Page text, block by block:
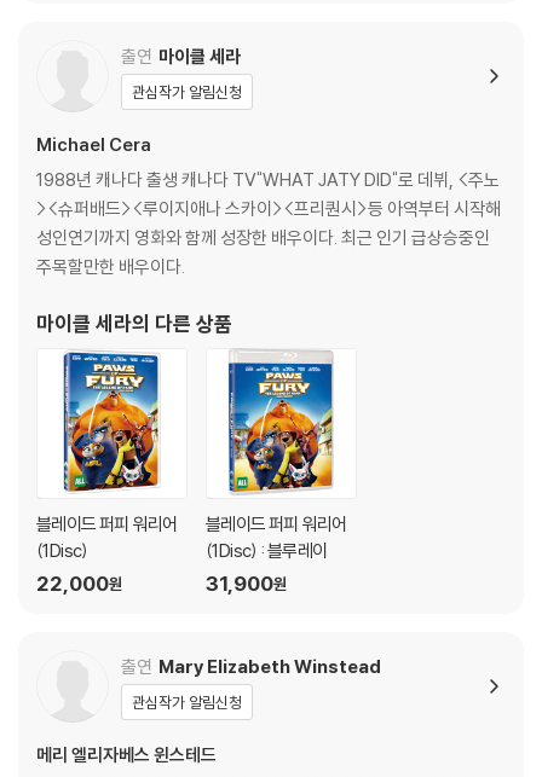
※ 교환/반품 안내
1) 불량으로 인한 교환/반품 요청 시에는 불량 확인을 위해 개봉 시의 동영
상을 요청할 수 있으며, 동영상이 없는 경우 교환/반품이 제한될 수 있습니
관련 사진과 동영상 및 재생 기기 모델명을 첨부하여 첨부하여 고객센터에
문의 바랍니다.
2) 사양 오인지, 오 구매, 변심 사유로의 반품은 제품 개봉 전에만 운임비
부담 후 처리 가능합니다.
이동 과정에서의 손상이 발생하면, 재 판매가 어려우므로 신중한 구매 선
택을 부탁드립니다.
4) 한정판 상품의 변심, 오구매로 인한 반품은 회송된 상품의 상태 확인 후
진행이 가능합니다. 택배 이동 중 파손이 발생하지 않도록 완충 포장을 부
탁드립니다.
출연 마이클 세라
관심작가 알림신청
Michael Cera
1988년 캐나다 출생 캐나다 TV"WHAT JATY DID"로 데뷔, <주노
><슈퍼배드><루이지애나 스카이><프리퀀시>등 아역부터 시작해
성인연기까지 영화와 함께 성장한 배우이다. 최근 인기 급상승중인
주목할만한 배우이다.
마이클 세라의 다른 상품
블레이드 퍼피 워리어
(1Disc)
22,000원
블레이드 퍼피 워리어
(1Disc) : 블루레이
31,900원
출연 Mary Elizabeth Winstead
관심작가 알림신청
메리 엘리자베스 윈스테드